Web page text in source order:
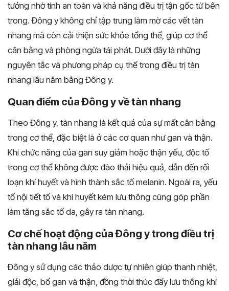
tưởng nhờ tính an toàn và khả năng điều trị tận gốc từ bên
trong. Đông y không chỉ tập trung làm mờ các vết tàn
nhang mà còn cải thiện sức khỏe tổng thể, giúp cơ thể
cân bằng và phòng ngừa tái phát. Dưới đây là những
nguyên tắc và phương pháp cụ thể trong điều trị tàn
nhang lâu năm bằng Đông y.
Quan điểm của Đông y về tàn nhang
Theo Đông y, tàn nhang là kết quả của sự mất cân bằng
trong cơ thể, đặc biệt là ở các cơ quan như gan và thận.
Khi chức năng của gan suy giảm hoặc thận yếu, độc tố
trong cơ thể không được đào thải hiệu quả, dẫn đến rối
loạn khí huyết và hình thành sắc tố melanin. Ngoài ra, yếu
tố nội tiết tố và khí huyết kém lưu thông cũng góp phần
làm tăng sắc tố da, gây ra tàn nhang.
Cơ chế hoạt động của Đông y trong điều trị
tàn nhang lâu năm
Đông y sử dụng các thảo dược tự nhiên giúp thanh nhiệt,
giải độc, bổ gan và thận, đồng thời thúc đẩy lưu thông khí